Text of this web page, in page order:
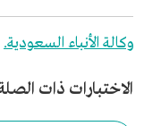
وكالة الأنباء السعودية.
الاختبارات ذات